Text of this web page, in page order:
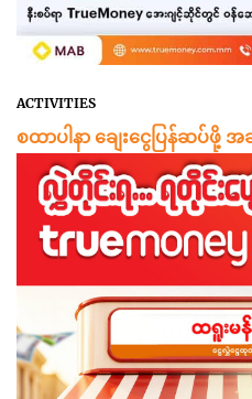
ACTIVITIES
စထာပါနာ ချေးငွေပြန်ဆပ်ဖို့ အ